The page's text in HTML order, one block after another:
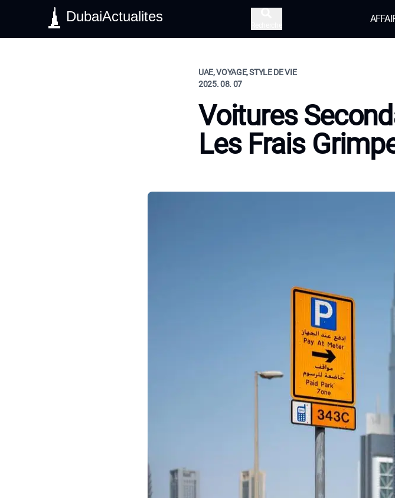
DubaiActualites
UAE, VOYAGE, STYLE DE VIE
2025. 08. 07
Voitures
Les Frais